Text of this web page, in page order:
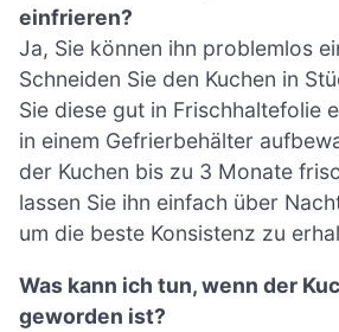
einfrieren?
Ja, Sie können ihn problemlos
Schneiden Sie den Kuchen in
Sie diese gut in Frischhaltefolie
in einem Gefrierbehälter
der Kuchen bis zu 3 Monate
lassen Sie ihn einfach über
um die beste Konsistenz zu
Was kann ich tun, wenn der
geworden ist?